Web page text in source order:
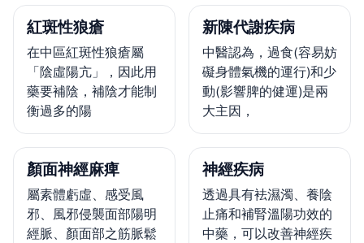
紅斑性狼瘡
在中區紅斑性狼瘡屬
「陰虛陽亢」，因此用
藥要補陰，補陰才能制
衡過多的陽
新陳代謝疾病
中醫認為，過食(容易妨
礙身體氣機的運行)和少
動(影響脾的健運)是兩
大主因，
顏面神經麻痺
屬素體虧虛、感受風
邪、風邪侵襲面部陽明
經脈、顏面部之筋脈鬆
神經疾病
透過具有袪濕濁、養陰
止痛和補腎溫陽功效的
中藥，可以改善神經疾